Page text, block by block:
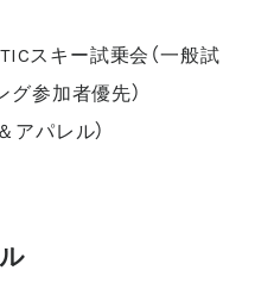
スキー試乗会（一般試
参加者優先）
アパレル）